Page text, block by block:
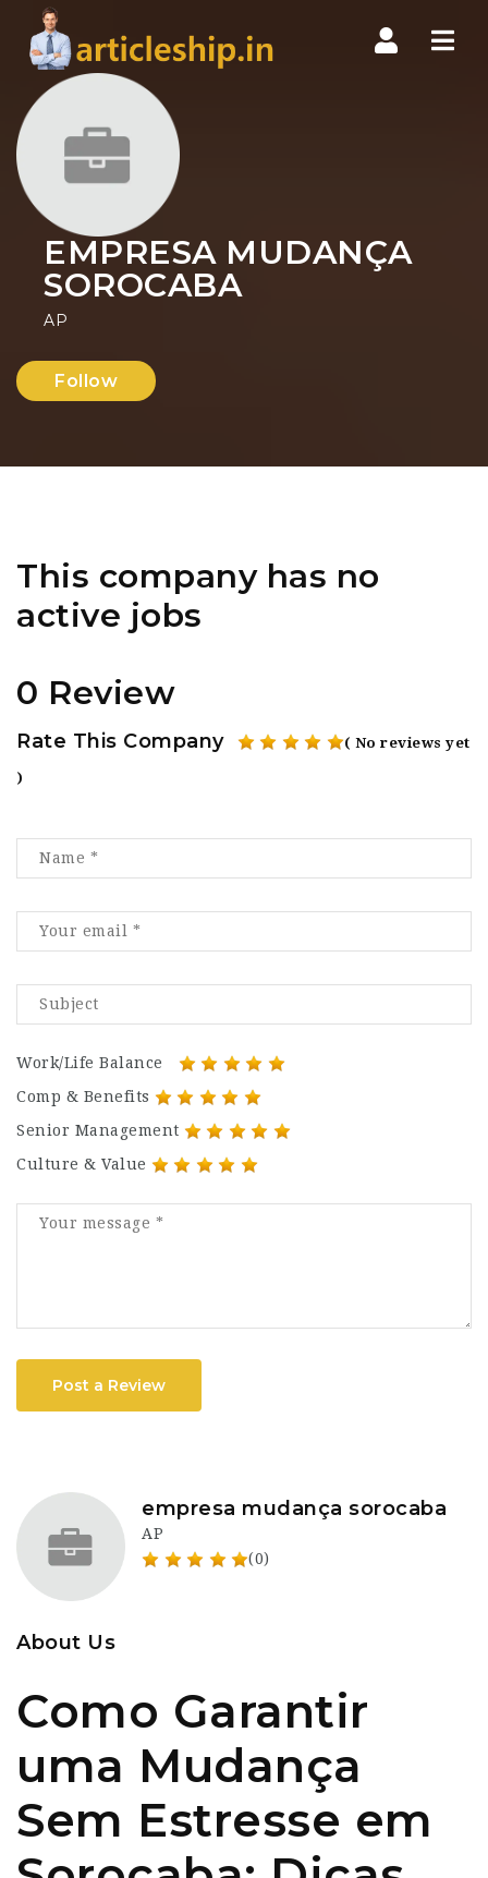
EMPRESA MUDANÇA
SOROCABA
AP
Follow
This company has no
active jobs
0 Review
Rate This Company ( No reviews yet
)
Work/Life Balance
Comp & Benefits
Senior Management
Culture & Value
Post a Review
empresa mudança sorocaba
AP
(0)
About Us
Como Garantir
uma Mudança
Sem Estresse em